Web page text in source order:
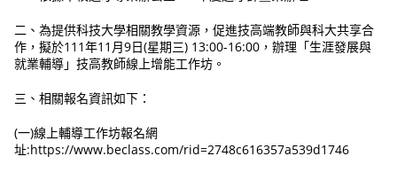
二、為提供科技大學相關教學資源，促進技高端教師與科大共享合
作，擬於111年11月9日(星期三) 13:00-16:00，辦理「生涯發展與
就業輔導」技高教師線上增能工作坊。
三、相關報名資訊如下：
(一)線上輔導工作坊報名網
址:https://www.beclass.com/rid=2748c616357a539d1746